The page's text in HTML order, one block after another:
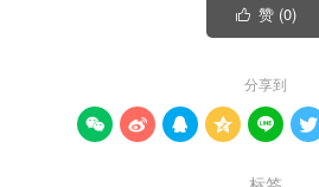
 赞 (0)
分享到
     